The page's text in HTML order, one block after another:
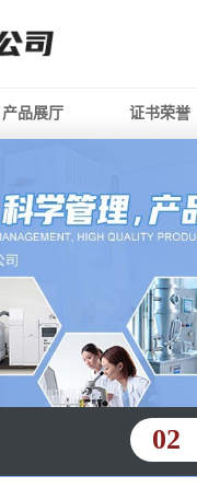
产品展厅 证书荣誉
02